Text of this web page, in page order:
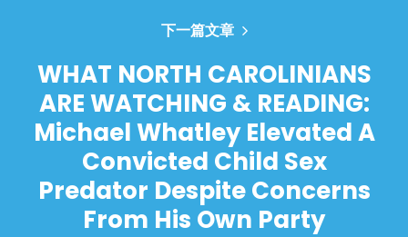
下一篇文章
WHAT NORTH CAROLINIANS
ARE WATCHING & READING:
Michael Whatley Elevated A
Convicted Child Sex
Predator Despite Concerns
From His Own Party